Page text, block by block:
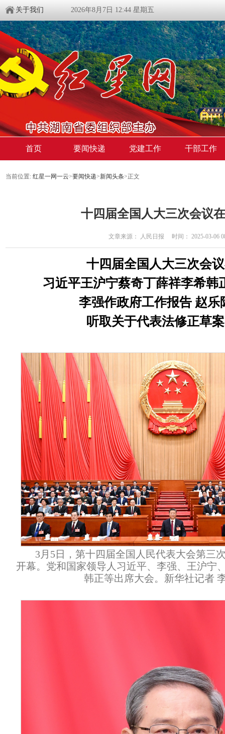
关于我们 2026年8月7日 12:44 星期五
首页 要闻快递 党建工作 干部工作
当前位置: 红星一网一云>要闻快递>新闻头条>正文
十四届全国人大三次会议
文章来源： 人民日报 时间： 2025-03-06
十四届全国人大三次会
习近平王沪宁蔡奇丁薛祥李希韩
李强作政府工作报告 赵乐
听取关于代表法修正草
3月5日，第十四届全国人民代表大会第三
开幕。党和国家领导人习近平、李强、王沪宁
韩正等出席大会。新华社记者